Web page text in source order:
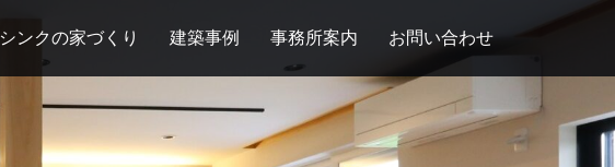
シンクの家づくり 建築事例 事務所案内 お問い合わせ